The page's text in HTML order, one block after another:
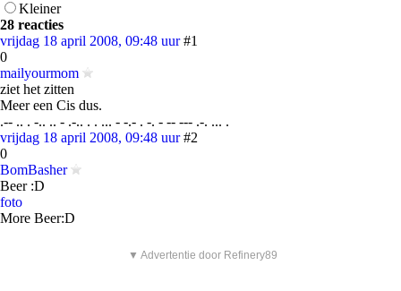
Kleiner
28 reacties
vrijdag 18 april 2008, 09:48 uur #1
0
mailyourmom
ziet het zitten
Meer een Cis dus.
.-- .. . -.. .. - .-.. . . ... - -.- . -. - -- --- .-. ... .
vrijdag 18 april 2008, 09:48 uur #2
0
BomBasher
Beer :D
foto
More Beer:D
▼ Advertentie door Refinery89